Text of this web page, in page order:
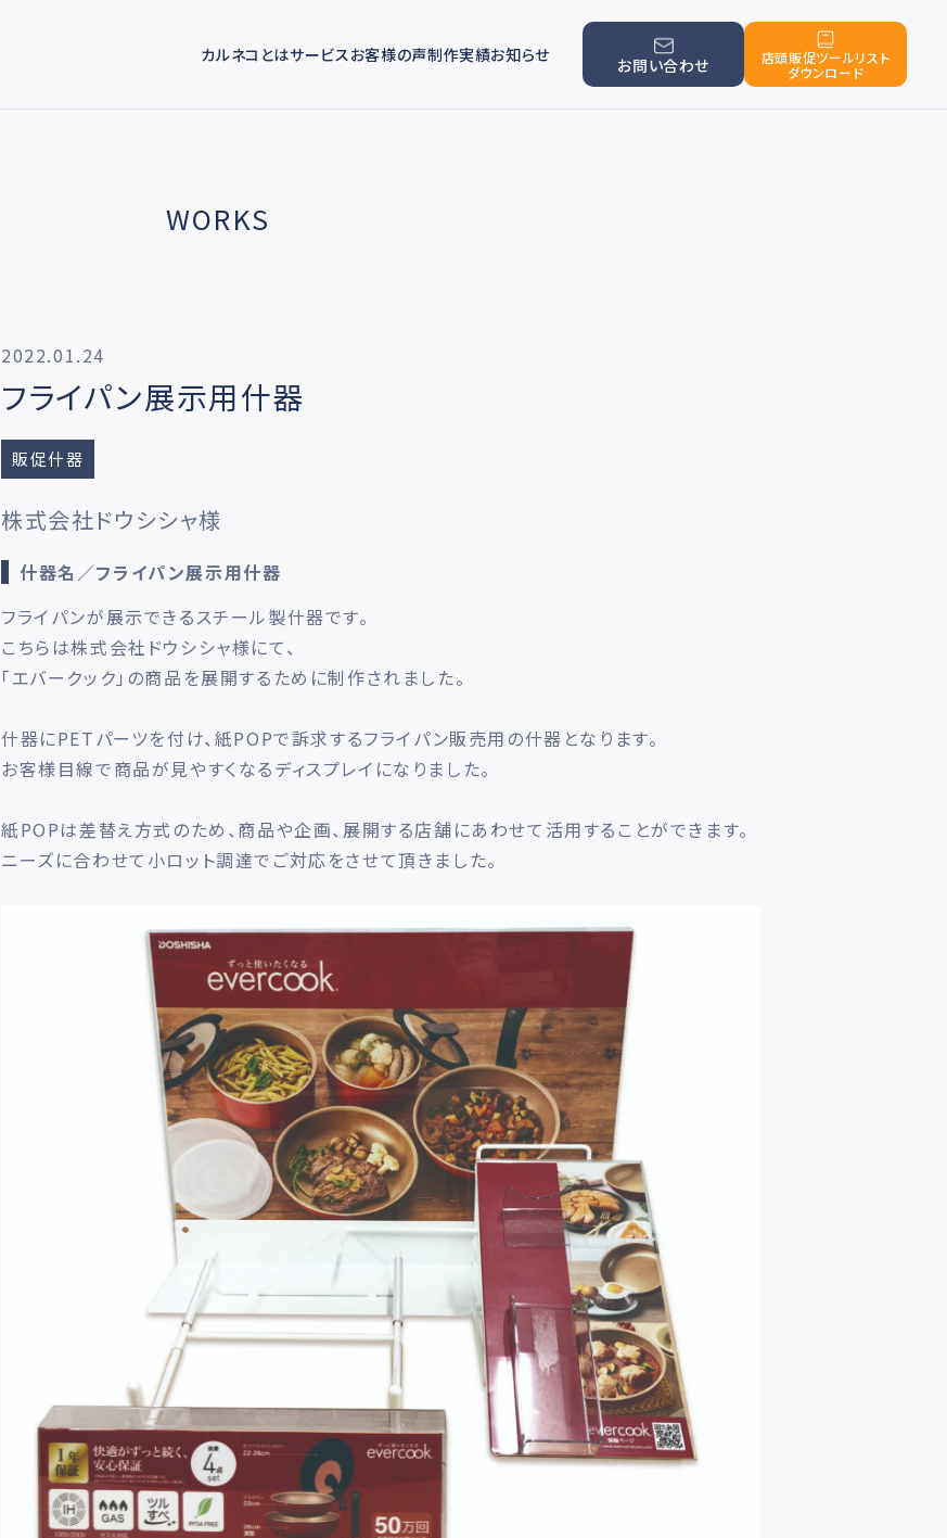
カルネコとはサービスお客様の声制作実績お知らせ
お問い合わせ
店頭販促ツールリスト
ダウンロード
WORKS
2022.01.24
フライパン展示用什器
販促什器
株式会社ドウシシャ様
什器名／フライパン展示用什器
フライパンが展示できるスチール製什器です。
こちらは株式会社ドウシシャ様にて、
「エバークック」の商品を展開するために制作されました。
什器にPETパーツを付け、紙POPで訴求するフライパン販売用の什器となります。
お客様目線で商品が見やすくなるディスプレイになりました。
紙POPは差替え方式のため、商品や企画、展開する店舗にあわせて活用することができます。
ニーズに合わせて小ロット調達でご対応をさせて頂きました。